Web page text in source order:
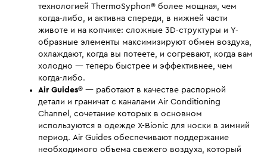
технологией ThermoSyphon® более мощная, чем
когда-либо, и активна спереди, в нижней части
животе и на копчике: сложные 3D-структуры и Y-
образные элементы максимизируют обмен воздуха,
охлаждают, когда вы потеете, и согревают, когда вам
холодно — теперь быстрее и эффективнее, чем
когда-либо.
Air Guides® — работают в качестве распорной
детали и граничат с каналами Air Conditioning
Channel, сочетание которых в основном
используются в одежде X-Bionic для носки в зимний
период. Air Guides обеспечивают поддержание
необходимого объема свежего воздуха, который